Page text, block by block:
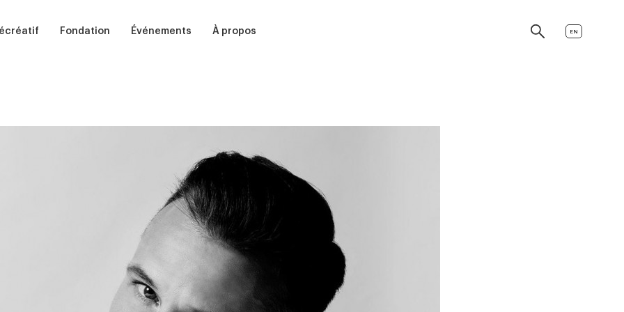
Guide d'admission 2026
Fondation
Participer
Événements
Ballet, Barre et Bulles
Casse-Noisette
Centenaire de Ludmilla Chiriaeff
Fêtes d'enfants
Petits pas de danse
Prix Ludmilla
À propos
Équipes
Nos diplômé·e·s
Studios et résidences
Bibliothèque de la danse
Partenaires
EN